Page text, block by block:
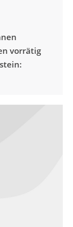
vorrätig